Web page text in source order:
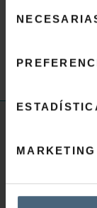
MARKETING
Preguntas